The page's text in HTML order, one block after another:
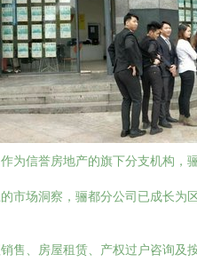
为信誉房地产的旗下分支机构
场洞察，骊都分公司已成长为
售、房屋租赁、产权过户咨询